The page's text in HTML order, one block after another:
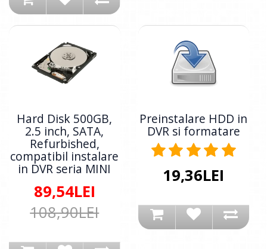
Hard Disk 500GB,
2.5 inch, SATA,
Refurbished,
compatibil instalare
in DVR seria MINI
89,54LEI
108,90LEI
Preinstalare HDD in
DVR si formatare
19,36LEI